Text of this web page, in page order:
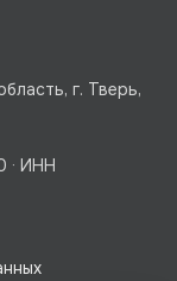
г. Тверь,
· ИНН